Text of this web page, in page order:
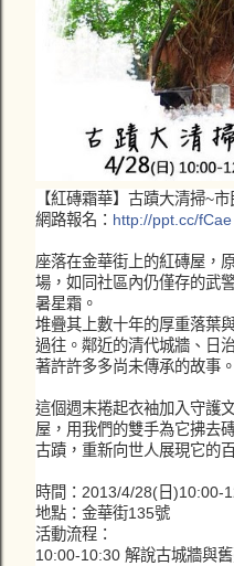
【紅磚霜華】古蹟大清掃~
網路報名： http://ppt.cc/fCae
座落在金華街上的紅磚屋，
場，如同社區內仍僅存的武
暑星霜。
堆疊其上數十年的厚重落葉
過往。 鄰近的清代城牆、日
著許許多多尚未傳承的故事。
這個週末捲起衣袖加入守護
屋，用我們的雙手為它拂去
古蹟，重新向世人展現它的
時間：2013/4/28(日)10:00-
地點：金華街135號
活動流程：
10:00-10:30 解說古城牆與